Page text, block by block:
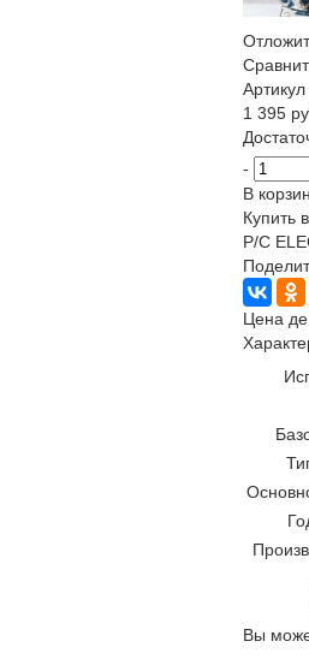
Артикул
1 395
-
В
Купить
P/C
Цена
Вы